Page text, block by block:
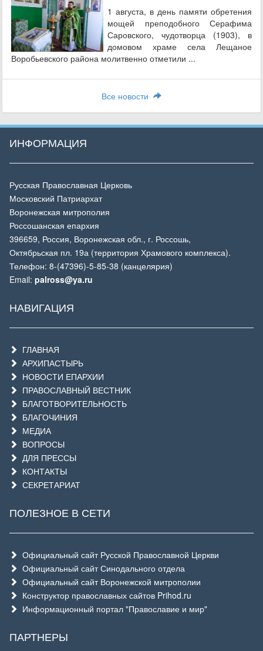
1 августа, в день памяти обретения
мощей преподобного Серафима
Саровского, чудотворца (1903), в
домовом храме села Лещаное
Воробьевского района молитвенно отметили ...
Все новости
ИНФОРМАЦИЯ
Русская Православная Церковь
Московский Патриархат
Воронежская митрополия
Россошанская епархия
396659, Россия, Воронежская обл., г. Россошь,
Октябрьская пл. 19а (территория Храмового комплекса).
Телефон: 8-(47396)-5-85-38 (канцелярия)
Email: palross@ya.ru
НАВИГАЦИЯ
ГЛАВНАЯ
АРХИПАСТЫРЬ
НОВОСТИ ЕПАРХИИ
ПРАВОСЛАВНЫЙ ВЕСТНИК
БЛАГОТВОРИТЕЛЬНОСТЬ
БЛАГОЧИНИЯ
МЕДИА
ВОПРОСЫ
ДЛЯ ПРЕССЫ
КОНТАКТЫ
СЕКРЕТАРИАТ
ПОЛЕЗНОЕ В СЕТИ
Официальный сайт Русской Православной Церкви
Официальный сайт Синодального отдела
Официальный сайт Воронежской митрополии
Конструктор православных сайтов Prihod.ru
Информационный портал "Православие и мир"
ПАРТНЕРЫ